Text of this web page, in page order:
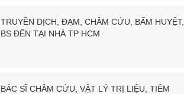
TRUYỀN DỊCH, ĐẠM, CHÂM CỨU, BẤM HUYỆT,
BS ĐẾN TẠI NHÀ TP HCM
BÁC SĨ CHÂM CỨU, VẬT LÝ TRỊ LIỆU, TIÊM